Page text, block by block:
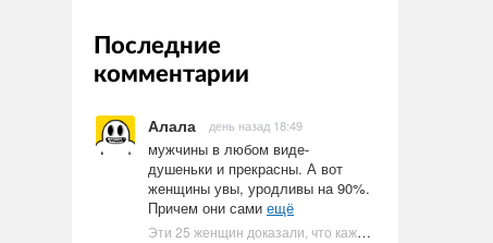
Последние
комментарии
Алала день назад 18:49
мужчины в любом виде-
душеньки и прекрасны. А вот
женщины увы, уродливы на 90%.
Причем они сами ещё
Эти 25 женщин доказали, что каждое тело имеет право быть в бикини